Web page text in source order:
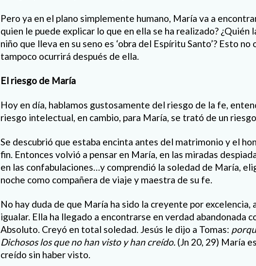
Pero ya en el plano simplemente humano, María va a
quien le puede explicar lo que en ella se ha realizado? ¿Quién
niño que lleva en su seno es ‘obra del Espíritu Santo’? Esto
tampoco ocurrirá después de ella.
El riesgo de María
Hoy en día, hablamos gustosamente del riesgo de la fe,
riesgo intelectual, en cambio, para María, se trató de un
Se descubrió que estaba encinta antes del matrimonio y el
fin. Entonces volvió a pensar en María, en las miradas
en las confabulaciones…y comprendió la soledad de María,
noche como compañera de viaje y maestra de su fe.
No hay duda de que María ha sido la creyente por excelencia,
igualar. Ella ha llegado a encontrarse en verdad abandonada
Absoluto. Creyó en total soledad. Jesús le dijo a Tomas:
Dichosos los que no han visto y han creído. (Jn 20, 29) María
creído sin haber visto.